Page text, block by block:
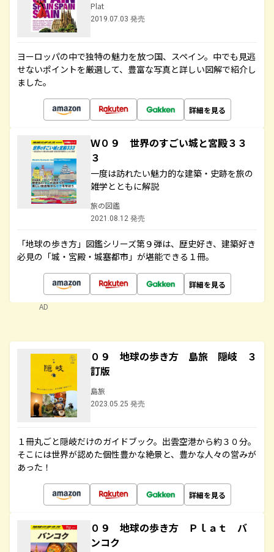
Plat
2019.07.03 発売
ヨーロッパの中で独特の魅力を放つ国、スペイン。中でも見逃
せないポイントを厳選して、豊富な写真と詳しい図解で紹介し
ました。
詳細を見る
Ｗ０９ 世界のすごい城と宮殿３３
３
一度は訪れたい魅力的な建築・史跡を旅の
雑学とともに解説
旅の図鑑
2021.08.12 発売
「地球の歩き方」図鑑シリーズ第９弾は、歴史好き、建築好き
必見の「城・宮殿・城塞都市」が堪能できる１冊。
詳細を見る
AD
０９ 地球の歩き方 島旅 隠岐 ３
訂版
島旅
2023.05.25 発売
１冊丸ごと隠岐だけのガイドブック。出雲空港から約３０分。
そこには世界が認めた個性豊かな絶景と、豊かな人々の営みが
あった！
詳細を見る
０９ 地球の歩き方 Ｐｌａｔ バ
ンコク